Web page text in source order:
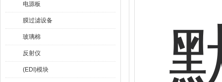
电源板
膜过滤设备
玻璃棉
反射仪
(EDI)模块